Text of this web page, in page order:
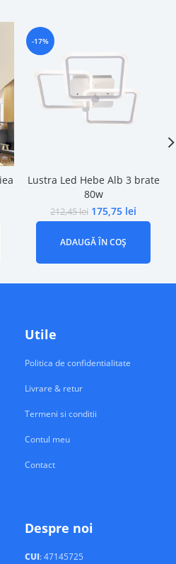
-17%
Lustra Led Hebe Alb 3 brate
80w
212,45lei 175,75 lei
ADAUGĂ ÎN COȘ
Utile
Politica de confidentialitate
Livrare & retur
Termeni si conditii
Contul meu
Contact
Despre noi
CUI: 47145725